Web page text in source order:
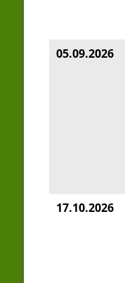
05.09.2026
17.10.2026